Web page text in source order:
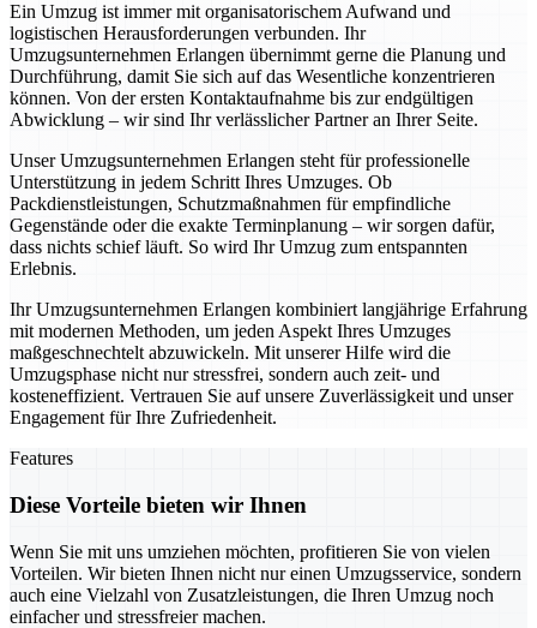
Ein Umzug ist immer mit organisatorischem Aufwand und
logistischen Herausforderungen verbunden. Ihr
Umzugsunternehmen Erlangen übernimmt gerne die Planung und
Durchführung, damit Sie sich auf das Wesentliche konzentrieren
können. Von der ersten Kontaktaufnahme bis zur endgültigen
Abwicklung – wir sind Ihr verlässlicher Partner an Ihrer Seite.
Unser Umzugsunternehmen Erlangen steht für professionelle
Unterstützung in jedem Schritt Ihres Umzuges. Ob
Packdienstleistungen, Schutzmaßnahmen für empfindliche
Gegenstände oder die exakte Terminplanung – wir sorgen dafür,
dass nichts schief läuft. So wird Ihr Umzug zum entspannten
Erlebnis.
Ihr Umzugsunternehmen Erlangen kombiniert langjährige Erfahrung
mit modernen Methoden, um jeden Aspekt Ihres Umzuges
maßgeschnechtelt abzuwickeln. Mit unserer Hilfe wird die
Umzugsphase nicht nur stressfrei, sondern auch zeit- und
kosteneffizient. Vertrauen Sie auf unsere Zuverlässigkeit und unser
Engagement für Ihre Zufriedenheit.
Features
Diese Vorteile bieten wir Ihnen
Wenn Sie mit uns umziehen möchten, profitieren Sie von vielen
Vorteilen. Wir bieten Ihnen nicht nur einen Umzugsservice, sondern
auch eine Vielzahl von Zusatzleistungen, die Ihren Umzug noch
einfacher und stressfreier machen.